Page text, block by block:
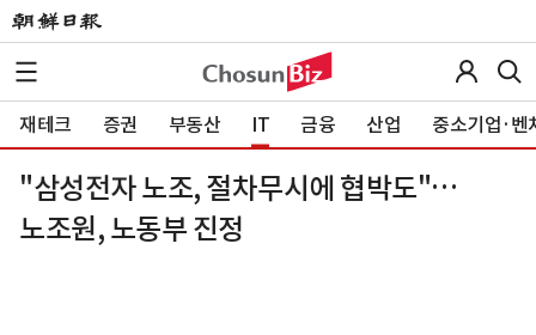
재테크 증권 부동산 IT 금융 산업 중소기업·벤
"삼성전자 노조, 절차무시에 협박도"…
노조원, 노동부 진정